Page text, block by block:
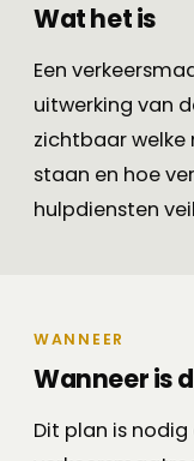
Wat het is
Een
uitwerking van
zichtbaar
staan en hoe
hulpdiensten
WANNEER
Wanneer is
Dit plan is